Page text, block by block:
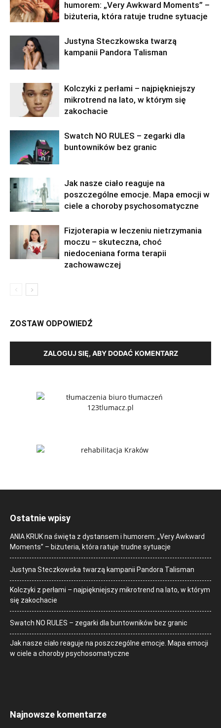
humorem: „Very Awkward Moments” –
biżuteria, która ratuje trudne sytuacje
Justyna Steczkowska twarzą
kampanii Pandora Talisman
Kolczyki z perłami – najpiękniejszy
mikrotrend na lato, w którym się
zakochacie
Swatch NO RULES – zegarki dla
buntowników bez granic
Jak nasze ciało reaguje na
poszczególne emocje. Mapa emocji w
ciele a choroby psychosomatyczne
Fizjoterapia w leczeniu nietrzymania
moczu – skuteczna, choć
niedoceniana forma terapii
zachowawczej
ZOSTAW ODPOWIEDŹ
ZALOGUJ SIĘ, ABY DODAĆ KOMENTARZ
Ostatnie wpisy
ANIA KRUK na święta z dystansem i humorem: „Very Awkward
Moments” – biżuteria, która ratuje trudne sytuacje
Justyna Steczkowska twarzą kampanii Pandora Talisman
Kolczyki z perłami – najpiękniejszy mikrotrend na lato, w którym
się zakochacie
Swatch NO RULES – zegarki dla buntowników bez granic
Jak nasze ciało reaguje na poszczególne emocje. Mapa emocji
w ciele a choroby psychosomatyczne
Najnowsze komentarze